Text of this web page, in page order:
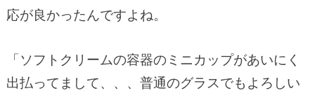
応が良かったんですよね。
「ソフトクリームの容器のミニカップがあいにく
出払ってまして、、、普通のグラスでもよろしい